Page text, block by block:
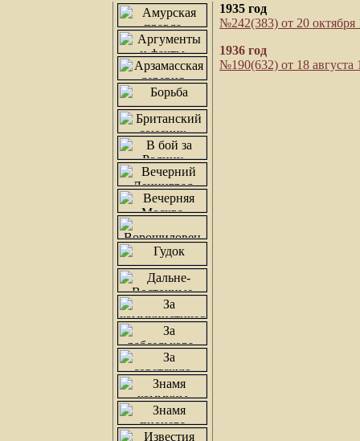
1935 год
№242(383) от 20 октября
1936 год
№190(632) от 18 августа